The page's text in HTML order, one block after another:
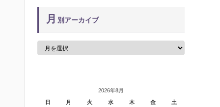
月 別アーカイブ
2026年8月
日
月 火 水 木 金 土